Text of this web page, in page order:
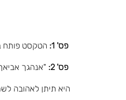
פס' 1: הטקסט פותח
פס' 2: "אנהגך אביאך לבית אמי תלמדני"- 1. אוכל להביאך לבית
היא תיתן לאהובה לשתות מיין